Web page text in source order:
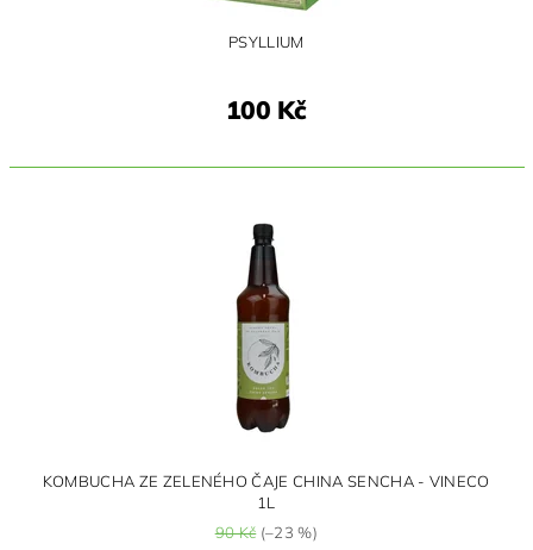
PSYLLIUM
100 Kč
KOMBUCHA ZE ZELENÉHO ČAJE CHINA SENCHA - VINECO
1L
90 Kč(–23 %)